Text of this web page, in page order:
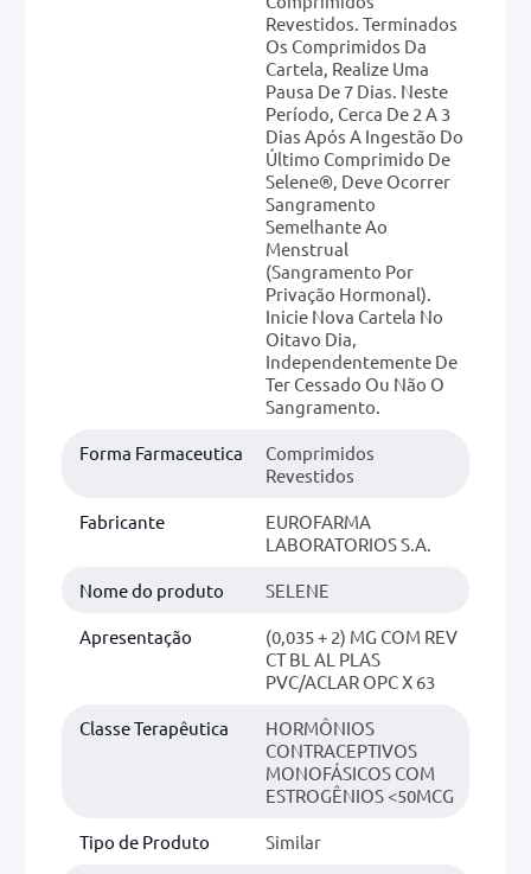
Revestidos. Terminados
Os Comprimidos Da
Cartela, Realize Uma
Pausa De 7 Dias. Neste
Período, Cerca De 2 A 3
Dias Após A Ingestão Do
Último Comprimido De
Selene®, Deve Ocorrer
Sangramento
Semelhante Ao
Menstrual
(sangramento Por
Privação Hormonal).
Inicie Nova Cartela No
Oitavo Dia,
Independentemente De
Ter Cessado Ou Não O
Sangramento.
Forma Farmaceutica
Comprimidos
Revestidos
Fabricante
EUROFARMA
LABORATORIOS S.A.
Nome do produto SELENE
Apresentação
(0,035 + 2) MG COM REV
CT BL AL PLAS
PVC/ACLAR OPC X 63
Classe Terapêutica
HORMÔNIOS
CONTRACEPTIVOS
MONOFÁSICOS COM
ESTROGÊNIOS <50MCG
Tipo de Produto Similar